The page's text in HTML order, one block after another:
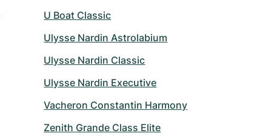
U Boat Classic
Ulysse Nardin Astrolabium
Ulysse Nardin Classic
Ulysse Nardin Executive
Vacheron Constantin Harmony
Zenith Grande Class Elite